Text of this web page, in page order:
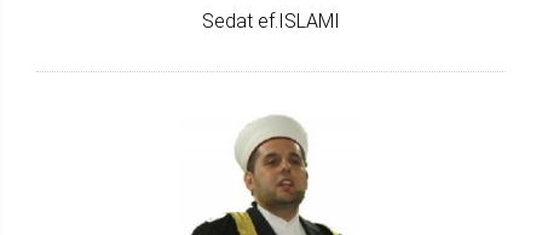
Sedat ef.ISLAMI